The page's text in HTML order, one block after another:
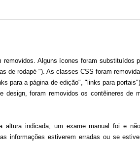
Alguns ícones foram substituídos
de rodapé "). As classes CSS foram
para a página de edição", "links para
design, foram removidos os contêineres de
indicada, um exame manual foi e
informações estiverem erradas ou se